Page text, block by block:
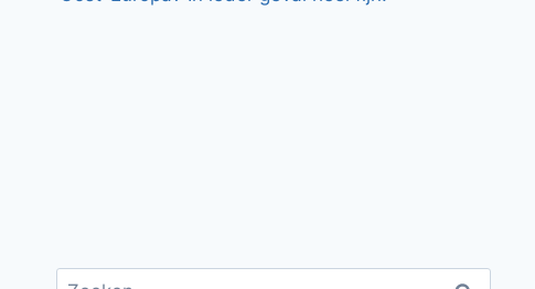
Zoeken